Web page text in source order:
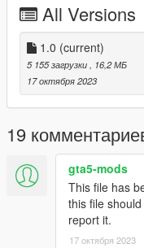
All Versions
1.0 (current)
5 155 загрузки
, 16,2 МБ
17 октября 2023
19
gta5-mods
This file has
this file
report it.
17 октября 2023